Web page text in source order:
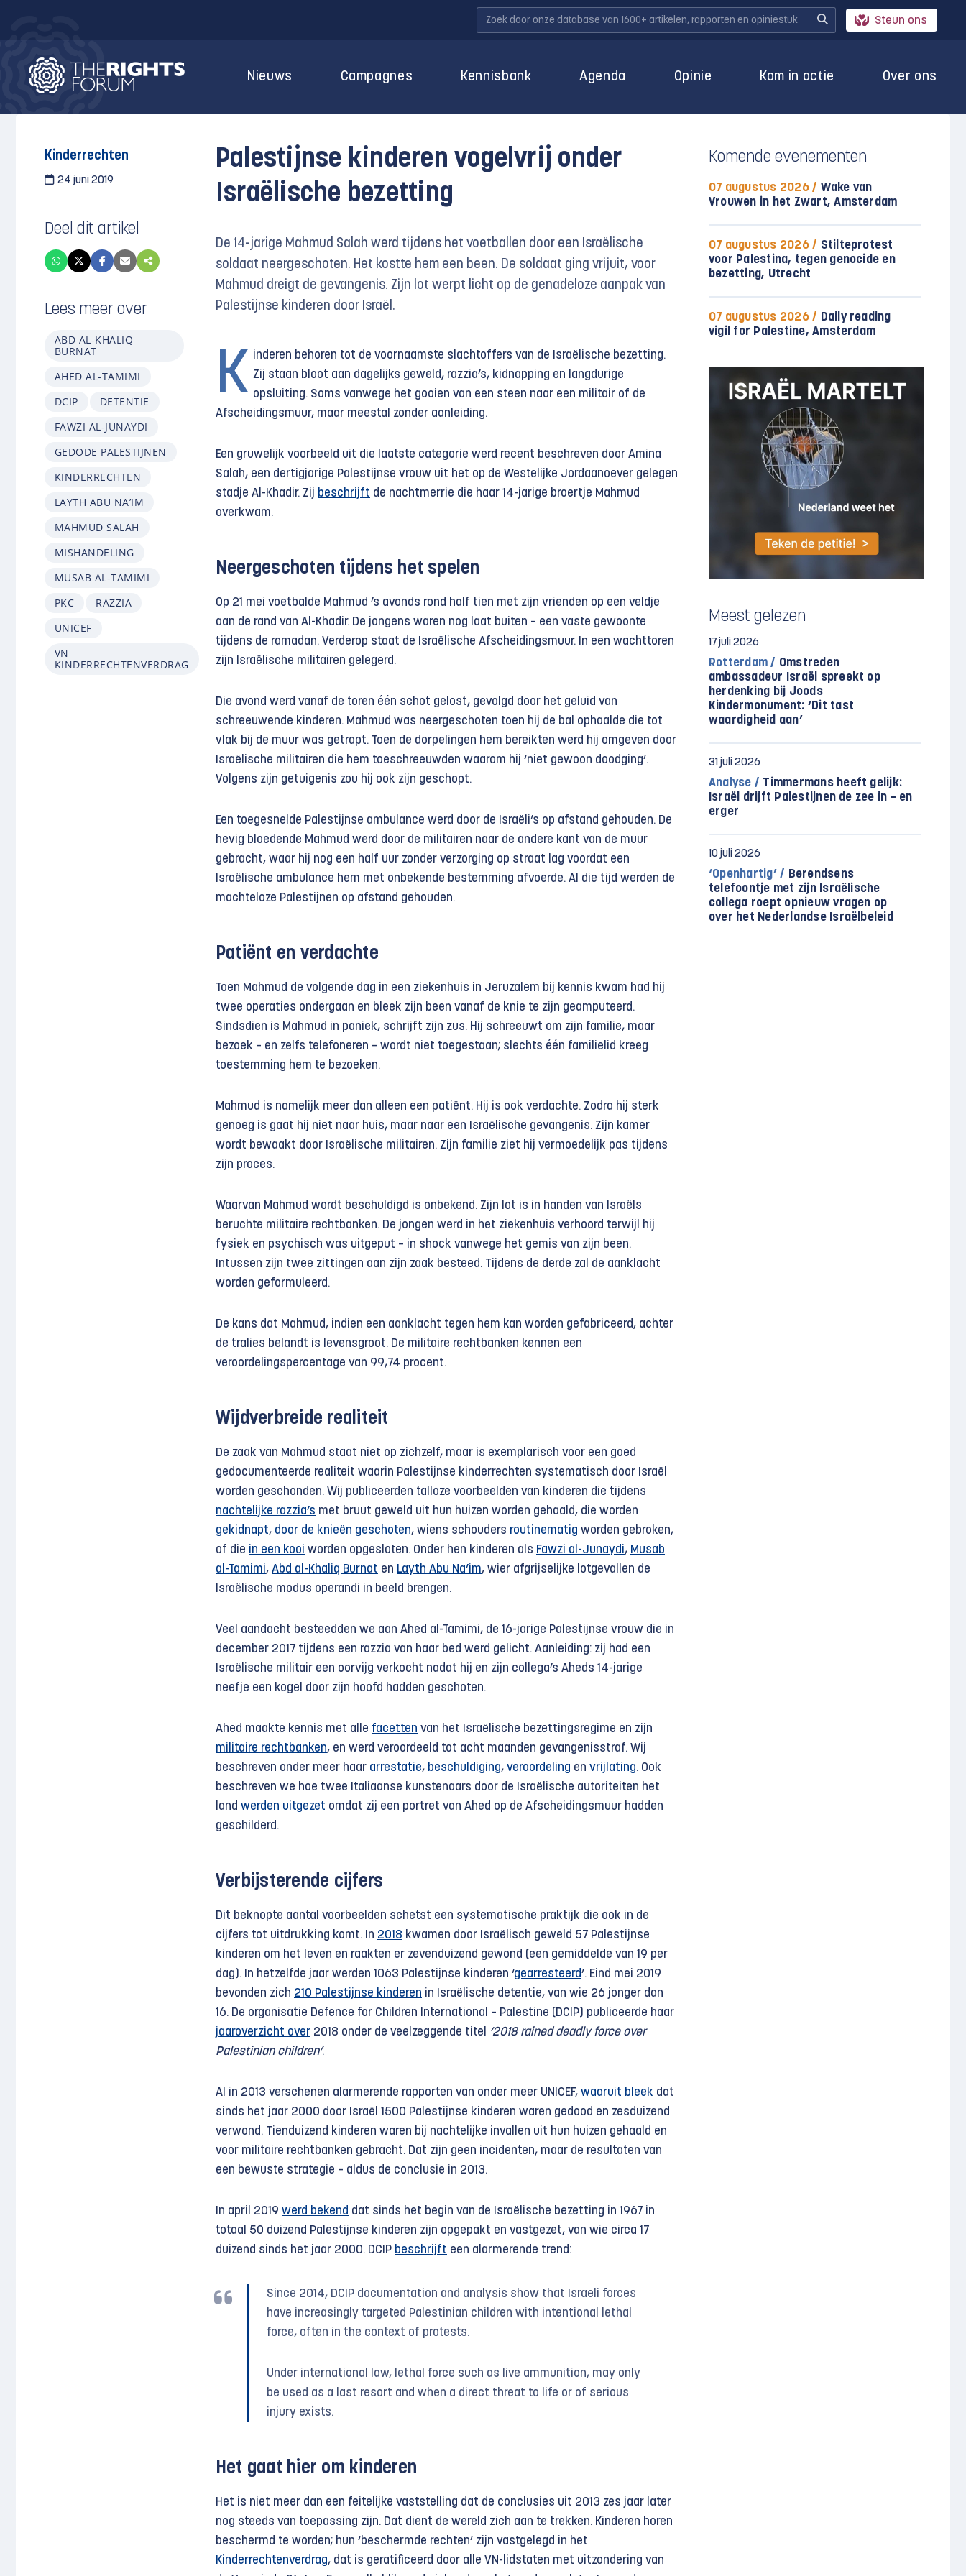
Steun ons
Nieuws Campagnes Kennisbank Agenda Opinie Kom in actie Over ons
Kinderrechten
24 juni 2019
Deel dit artikel
Lees meer over
ABD AL-KHALIQ
BURNAT
AHED AL-TAMIMI
DCIP
DETENTIE
FAWZI AL-JUNAYDI
GEDODE PALESTIJNEN
KINDERRECHTEN
LAYTH ABU NA’IM
MAHMUD SALAH
MISHANDELING
MUSAB AL-TAMIMI
PKC
RAZZIA
UNICEF
VN
KINDERRECHTENVERDRAG
Palestijnse kinderen vogelvrij onder
Israëlische bezetting
De 14-jarige Mahmud Salah werd tijdens het voetballen door een Israëlische
soldaat neergeschoten. Het kostte hem een been. De soldaat ging vrijuit, voor
Mahmud dreigt de gevangenis. Zijn lot werpt licht op de genadeloze aanpak van
Palestijnse kinderen door Israël.
K inderen behoren tot de voornaamste slachtoffers van de Israëlische bezetting.
Zij staan bloot aan dagelijks geweld, razzia’s, kidnapping en langdurige
opsluiting. Soms vanwege het gooien van een steen naar een militair of de
Afscheidingsmuur, maar meestal zonder aanleiding.
Een gruwelijk voorbeeld uit die laatste categorie werd recent beschreven door Amina
Salah, een dertigjarige Palestijnse vrouw uit het op de Westelijke Jordaanoever gelegen
stadje Al-Khadir. Zij beschrijft de nachtmerrie die haar 14-jarige broertje Mahmud
overkwam.
Neergeschoten tijdens het spelen
Op 21 mei voetbalde Mahmud ’s avonds rond half tien met zijn vrienden op een veldje
aan de rand van Al-Khadir. De jongens waren nog laat buiten – een vaste gewoonte
tijdens de ramadan. Verderop staat de Israëlische Afscheidingsmuur. In een wachttoren
zijn Israëlische militairen gelegerd.
Die avond werd vanaf de toren één schot gelost, gevolgd door het geluid van
schreeuwende kinderen. Mahmud was neergeschoten toen hij de bal ophaalde die tot
vlak bij de muur was getrapt. Toen de dorpelingen hem bereikten werd hij omgeven door
Israëlische militairen die hem toeschreeuwden waarom hij ‘niet gewoon doodging’.
Volgens zijn getuigenis zou hij ook zijn geschopt.
Een toegesnelde Palestijnse ambulance werd door de Israëli’s op afstand gehouden. De
hevig bloedende Mahmud werd door de militairen naar de andere kant van de muur
gebracht, waar hij nog een half uur zonder verzorging op straat lag voordat een
Israëlische ambulance hem met onbekende bestemming afvoerde. Al die tijd werden de
machteloze Palestijnen op afstand gehouden.
Patiënt en verdachte
Toen Mahmud de volgende dag in een ziekenhuis in Jeruzalem bij kennis kwam had hij
twee operaties ondergaan en bleek zijn been vanaf de knie te zijn geamputeerd.
Sindsdien is Mahmud in paniek, schrijft zijn zus. Hij schreeuwt om zijn familie, maar
bezoek – en zelfs telefoneren – wordt niet toegestaan; slechts één familielid kreeg
toestemming hem te bezoeken.
Mahmud is namelijk meer dan alleen een patiënt. Hij is ook verdachte. Zodra hij sterk
genoeg is gaat hij niet naar huis, maar naar een Israëlische gevangenis. Zijn kamer
wordt bewaakt door Israëlische militairen. Zijn familie ziet hij vermoedelijk pas tijdens
zijn proces.
Waarvan Mahmud wordt beschuldigd is onbekend. Zijn lot is in handen van Israëls
beruchte militaire rechtbanken. De jongen werd in het ziekenhuis verhoord terwijl hij
fysiek en psychisch was uitgeput – in shock vanwege het gemis van zijn been.
Intussen zijn twee zittingen aan zijn zaak besteed. Tijdens de derde zal de aanklacht
worden geformuleerd.
De kans dat Mahmud, indien een aanklacht tegen hem kan worden gefabriceerd, achter
de tralies belandt is levensgroot. De militaire rechtbanken kennen een
veroordelingspercentage van 99,74 procent.
Wijdverbreide realiteit
De zaak van Mahmud staat niet op zichzelf, maar is exemplarisch voor een goed
gedocumenteerde realiteit waarin Palestijnse kinderrechten systematisch door Israël
worden geschonden. Wij publiceerden talloze voorbeelden van kinderen die tijdens
nachtelijke razzia’s met bruut geweld uit hun huizen worden gehaald, die worden
gekidnapt, door de knieën geschoten, wiens schouders routinematig worden gebroken,
of die in een kooi worden opgesloten. Onder hen kinderen als Fawzi al-Junaydi, Musab
al-Tamimi, Abd al-Khaliq Burnat en Layth Abu Na’im, wier afgrijselijke lotgevallen de
Israëlische modus operandi in beeld brengen.
Veel aandacht besteedden we aan Ahed al-Tamimi, de 16-jarige Palestijnse vrouw die in
december 2017 tijdens een razzia van haar bed werd gelicht. Aanleiding: zij had een
Israëlische militair een oorvijg verkocht nadat hij en zijn collega’s Aheds 14-jarige
neefje een kogel door zijn hoofd hadden geschoten.
Ahed maakte kennis met alle facetten van het Israëlische bezettingsregime en zijn
militaire rechtbanken, en werd veroordeeld tot acht maanden gevangenisstraf. Wij
beschreven onder meer haar arrestatie, beschuldiging, veroordeling en vrijlating. Ook
beschreven we hoe twee Italiaanse kunstenaars door de Israëlische autoriteiten het
land werden uitgezet omdat zij een portret van Ahed op de Afscheidingsmuur hadden
geschilderd.
Verbijsterende cijfers
Dit beknopte aantal voorbeelden schetst een systematische praktijk die ook in de
cijfers tot uitdrukking komt. In 2018 kwamen door Israëlisch geweld 57 Palestijnse
kinderen om het leven en raakten er zevenduizend gewond (een gemiddelde van 19 per
dag). In hetzelfde jaar werden 1063 Palestijnse kinderen ‘gearresteerd’. Eind mei 2019
bevonden zich 210 Palestijnse kinderen in Israëlische detentie, van wie 26 jonger dan
16. De organisatie Defence for Children International – Palestine (DCIP) publiceerde haar
jaaroverzicht over 2018 onder de veelzeggende titel
‘2018 rained deadly force over
Palestinian children’.
Al in 2013 verschenen alarmerende rapporten van onder meer UNICEF, waaruit bleek dat
sinds het jaar 2000 door Israël 1500 Palestijnse kinderen waren gedood en zesduizend
verwond. Tienduizend kinderen waren bij nachtelijke invallen uit hun huizen gehaald en
voor militaire rechtbanken gebracht. Dat zijn geen incidenten, maar de resultaten van
een bewuste strategie – aldus de conclusie in 2013.
In april 2019 werd bekend dat sinds het begin van de Israëlische bezetting in 1967 in
totaal 50 duizend Palestijnse kinderen zijn opgepakt en vastgezet, van wie circa 17
duizend sinds het jaar 2000. DCIP beschrijft een alarmerende trend:
Since 2014, DCIP documentation and analysis show that Israeli forces
have increasingly targeted Palestinian children with intentional lethal
force, often in the context of protests.
Under international law, lethal force such as live ammunition, may only
be used as a last resort and when a direct threat to life or of serious
injury exists.
Het gaat hier om kinderen
Het is niet meer dan een feitelijke vaststelling dat de conclusies uit 2013 zes jaar later
nog steeds van toepassing zijn. Dat dient de wereld zich aan te trekken. Kinderen horen
beschermd te worden; hun ‘beschermde rechten’ zijn vastgelegd in het
Kinderrechtenverdrag, dat is geratificeerd door alle VN-lidstaten met uitzondering van
Komende evenementen
07 augustus 2026 / Wake van
Vrouwen in het Zwart, Amsterdam
07 augustus 2026 / Stilteprotest
voor Palestina, tegen genocide en
bezetting, Utrecht
07 augustus 2026 / Daily reading
vigil for Palestine, Amsterdam
Meest gelezen
17 juli 2026
Rotterdam / Omstreden
ambassadeur Israël spreekt op
herdenking bij Joods
Kindermonument: ‘Dit tast
waardigheid aan’
31 juli 2026
Analyse / Timmermans heeft gelijk:
Israël drijft Palestijnen de zee in – en
erger
10 juli 2026
‘Openhartig’ / Berendsens
telefoontje met zijn Israëlische
collega roept opnieuw vragen op
over het Nederlandse Israëlbeleid